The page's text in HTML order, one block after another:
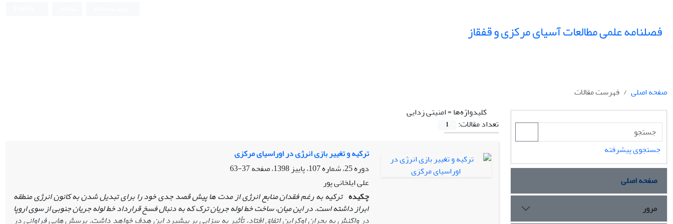
فصلنامه علمی مطالعات آسیای مرکزی و قفقاز
صفحه اصلی
فهرست مقالات
کلیدواژه‌ها =امنیتی ‏زدایی
تعداد مقالات:
1
ترکیه و تغییر بازی انرژی در اوراسیای مرکزی
دوره 25، شماره 107، پاییز 1398، صفحه
37-63
علی ایلخانی پور
چکیده ترکیه به‏ رغم فقدان منابع انرژی از مدت‏ ها پیش قصد جدی خود را برای تبدیل‏ شدن به کانون انرژی منطقه
ابراز داشته است. در این میان، ساخت خط ‏لوله جریان ترک که به ‏دنبال فسخ قرارداد خط‏ لوله جریان جنوبی از سوی اروپا
در واکنش به بحران اوکراین اتفاق افتاد، تأثیر به‏ سزایی بر پیشبرد این هدف خواهد داشت. پرسش‏ هایی فراوانی در
جستجوی پیشرفته
صفحه اصلی
مرور